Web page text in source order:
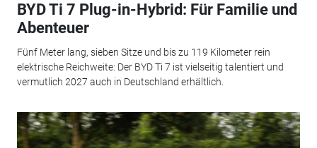
BYD Ti 7 Plug-in-Hybrid: Für Familie und
Abenteuer
Fünf Meter lang, sieben Sitze und bis zu 119 Kilometer rein
elektrische Reichweite: Der BYD Ti 7 ist vielseitig talentiert und
vermutlich 2027 auch in Deutschland erhältlich.